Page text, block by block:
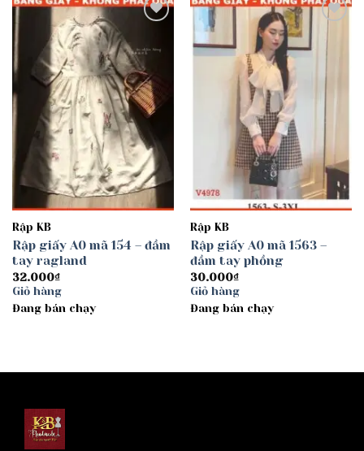
wishlist
Rập KB
Rập giấy A0 mã 154 – đầm
tay ragland
32.000₫
Giỏ hàng
Đang bán chạy
Rập KB
Rập giấy A0 mã 1563 –
đầm tay phồng
30.000₫
Giỏ hàng
Đang bán chạy